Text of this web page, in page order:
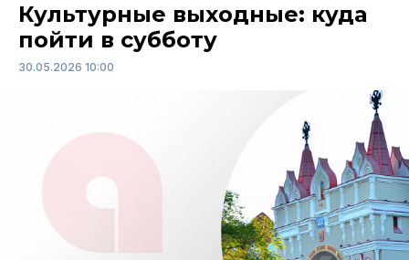
Культурные выходные: куда
пойти в субботу
30.05.2026 10:00